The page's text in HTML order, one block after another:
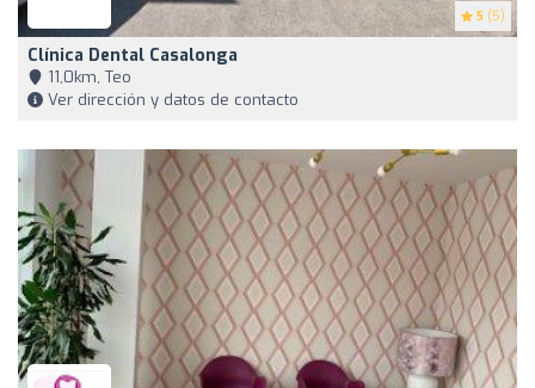
5 (5)
Clínica Dental Casalonga
11,0km, Teo
Ver dirección y datos de contacto